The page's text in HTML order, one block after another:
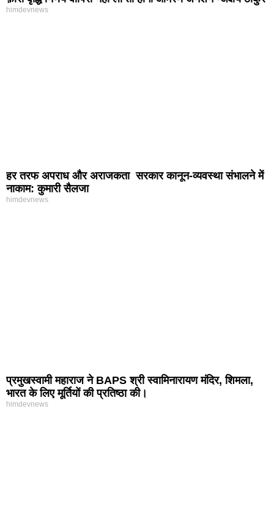
himdevnews
हर तरफ अपराध और अराजकता सरकार कानून-व्यवस्था संभालने में
नाकाम: कुमारी सैलजा
himdevnews
प्रमुखस्वामी महाराज ने BAPS श्री स्वामिनारायण मंदिर, शिमला,
भारत के लिए मूर्तियों की प्रतिष्ठा की।
himdevnews